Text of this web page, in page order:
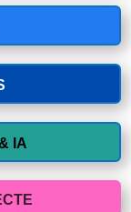
IA